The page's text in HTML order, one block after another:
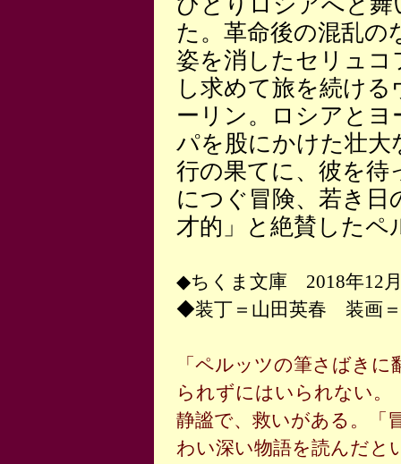
た。革命後の混乱の
姿を消したセリュコ
し求めて旅を続ける
ーリン。ロシアとヨ
パを股にかけた壮大
行の果てに、彼を
につぐ冒険、若き
才的」と絶賛したペ
◆ちくま文庫 2018年12
◆装丁＝山田英春 装画
「ペルッツの筆さばき
られずにはいられない。
静謐で、救いがある。「
わい深い物語を読んだ